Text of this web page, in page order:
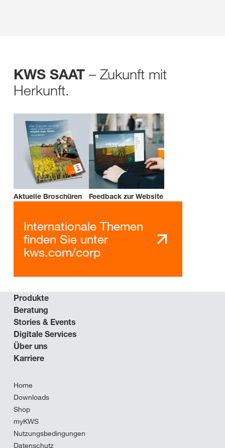
KWS SAAT – Zukunft mit
Herkunft.
Aktuelle Broschüren Feedback zur Website
Internationale Themen
finden Sie unter
kws.com/corp
Produkte
Beratung
Stories & Events
Digitale Services
Über uns
Karriere
Home
Downloads
Shop
myKWS
Nutzungsbedingungen
Datenschutz